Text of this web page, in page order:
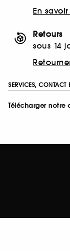
En
Retours
sous 14
SERVICES, CONTACT
Télécharger notre